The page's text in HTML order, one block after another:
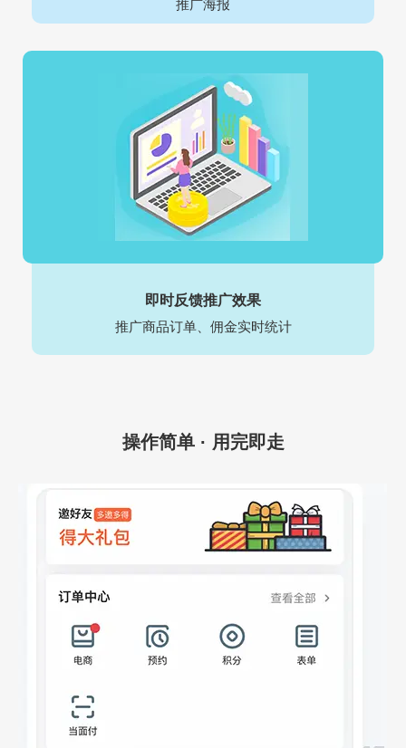
推广海报
即时反馈推广效果
推广商品订单、佣金实时统计
操作简单 · 用完即走